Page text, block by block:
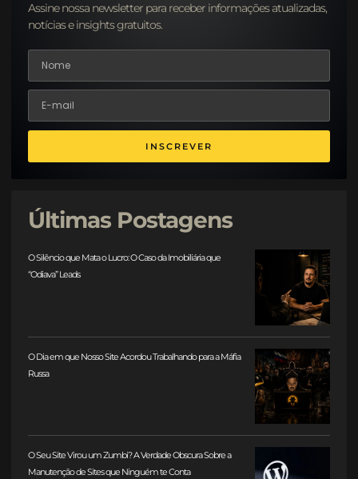
Assine nossa newsletter para receber informações atualizadas,
notícias e insights gratuitos.
INSCREVER
Últimas Postagens
O Silêncio que Mata o Lucro: O Caso da Imobiliária que
“Odiava” Leads
O Dia em que Nosso Site Acordou Trabalhando para a Máfia
Russa
O Seu Site Virou um Zumbi? A Verdade Obscura Sobre a
Manutenção de Sites que Ninguém te Conta